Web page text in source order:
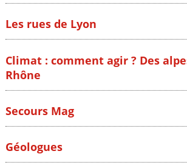
Les rues de Lyon
Climat : comment agir ? Des
Rhône
Secours Mag
Géologues